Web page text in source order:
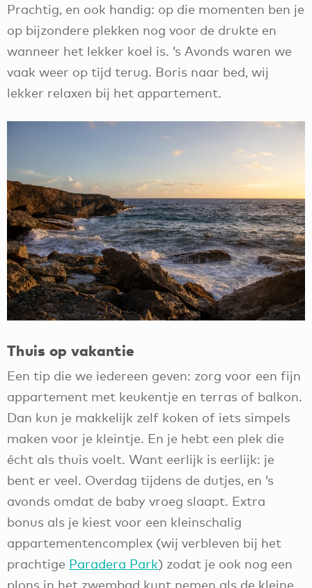
Prachtig, en ook handig: op die momenten ben je
op bijzondere plekken nog voor de drukte en
wanneer het lekker koel is. ’s Avonds waren we
vaak weer op tijd terug. Boris naar bed, wij
lekker relaxen bij het appartement.
Thuis op vakantie
Een tip die we iedereen geven: zorg voor een fijn
appartement met keukentje en terras of balkon.
Dan kun je makkelijk zelf koken of iets simpels
maken voor je kleintje. En je hebt een plek die
écht als thuis voelt. Want eerlijk is eerlijk: je
bent er veel. Overdag tijdens de dutjes, en ’s
avonds omdat de baby vroeg slaapt. Extra
bonus als je kiest voor een kleinschalig
appartementencomplex (wij verbleven bij het
prachtige Paradera Park) zodat je ook nog een
plons in het zwembad kunt nemen als de kleine